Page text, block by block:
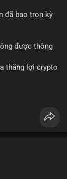
đã bao trọn kỳ
được thông
thắng lợi crypto